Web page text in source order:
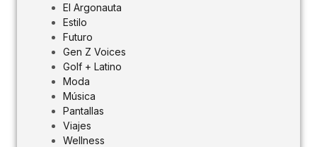
El Argonauta
Estilo
Futuro
Gen Z Voices
Golf + Latino
Moda
Música
Pantallas
Viajes
Wellness